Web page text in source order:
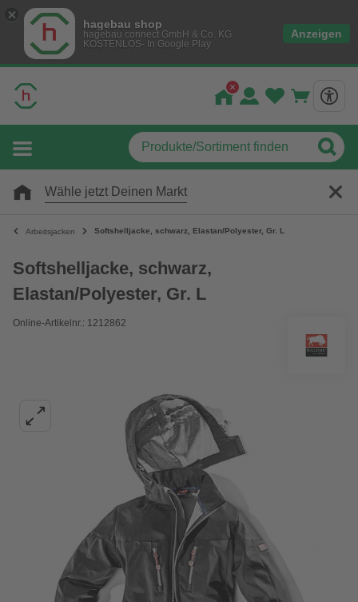
hagebau shop
hagebau connect GmbH & Co. KG
KOSTENLOS- In Google Play
Anzeigen
Wähle jetzt Deinen Markt
Arbeitsjacken Softshelljacke, schwarz, Elastan/Polyester, Gr. L
Softshelljacke, schwarz,
Elastan/Polyester, Gr. L
Online-Artikelnr.: 1212862